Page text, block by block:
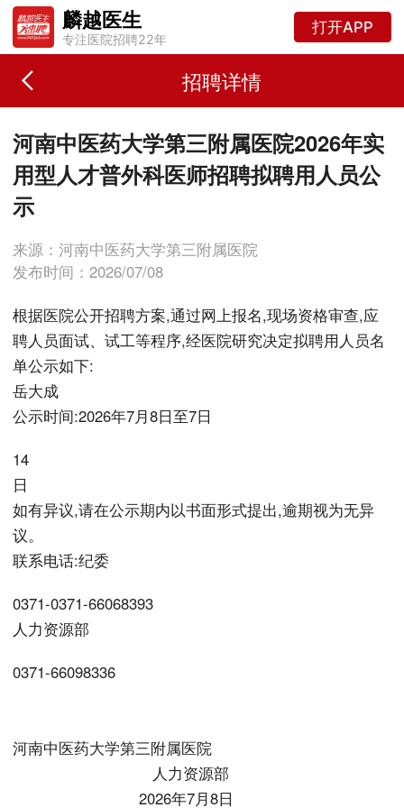
麟越医生
专注医院招聘22年
打开APP
招聘详情
河南中医药大学第三附属医院2026年实
用型人才普外科医师招聘拟聘用人员公
示
来源：河南中医药大学第三附属医院
发布时间：2026/07/08
根据医院公开招聘方案,通过网上报名,现场资格审查,应
聘人员面试、试工等程序,经医院研究决定拟聘用人员名
单公示如下:
岳大成
公示时间:2026年7月8日至7日
14
日
如有异议,请在公示期内以书面形式提出,逾期视为无异
议。
联系电话:纪委
0371-0371-66068393
人力资源部
0371-66098336
河南中医药大学第三附属医院
人力资源部
2026年7月8日